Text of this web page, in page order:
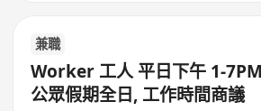
兼職
Worker 工人 平日下午 1-
公眾假期全日, 工作時間商議